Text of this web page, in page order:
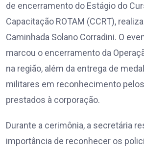
de encerramento do Estágio do
Capacitação ROTAM (CCRT),
Caminhada Solano Corradini. O
marcou o encerramento da
na região, além da entrega de
militares em reconhecimento
prestados à corporação.
Durante a cerimônia, a secretária
importância de reconhecer os